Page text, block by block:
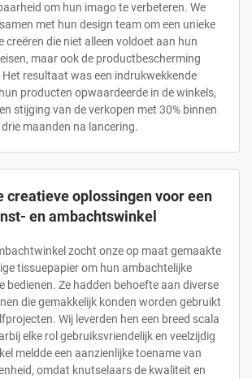
om hun imago te verbeteren. We
met hun design team om een unieke
creëren die niet alleen voldoet aan hun
maar ook de productbescherming
resultaat was een indrukwekkende
producten opwaardeerde in de winkels,
stijging van de verkopen met 30% binnen
drie maanden na lancering.
creatieve oplossingen voor een
en ambachtswinkel
zocht onze op maat gemaakte
tissuepapier om hun ambachtelijke
bedienen. Ze hadden behoefte aan diverse
die gemakkelijk konden worden gebruikt
Wij leverden hen een breed scala
elke rol gebruiksvriendelijk en veelzijdig
meldde een aanzienlijke toename van
omdat knutselaars de kwaliteit en